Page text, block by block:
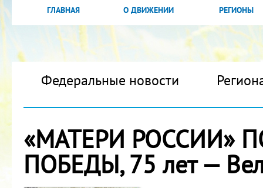
ГЛАВНАЯ О ДВИЖЕНИИ РЕГИОНЫ
Федеральные новости
«МАТЕРИ РОССИИ»
ПОБЕДЫ, 75 лет —